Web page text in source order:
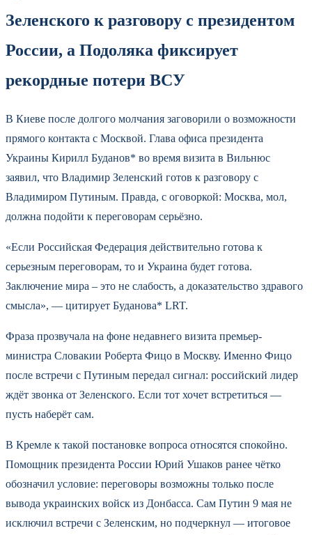
Зеленского к разговору с президентом
России, а Подоляка фиксирует
рекордные потери ВСУ
В Киеве после долгого молчания заговорили о возможности
прямого контакта с Москвой. Глава офиса президента
Украины Кирилл Буданов* во время визита в Вильнюс
заявил, что Владимир Зеленский готов к разговору с
Владимиром Путиным. Правда, с оговоркой: Москва, мол,
должна подойти к переговорам серьёзно.
«Если Российская Федерация действительно готова к
серьезным переговорам, то и Украина будет готова.
Заключение мира – это не слабость, а доказательство здравого
смысла», — цитирует Буданова* LRT.
Фраза прозвучала на фоне недавнего визита премьер-
министра Словакии Роберта Фицо в Москву. Именно Фицо
после встречи с Путиным передал сигнал: российский лидер
ждёт звонка от Зеленского. Если тот хочет встретиться —
пусть наберёт сам.
В Кремле к такой постановке вопроса относятся спокойно.
Помощник президента России Юрий Ушаков ранее чётко
обозначил условие: переговоры возможны только после
вывода украинских войск из Донбасса. Сам Путин 9 мая не
исключил встречи с Зеленским, но подчеркнул — итоговое